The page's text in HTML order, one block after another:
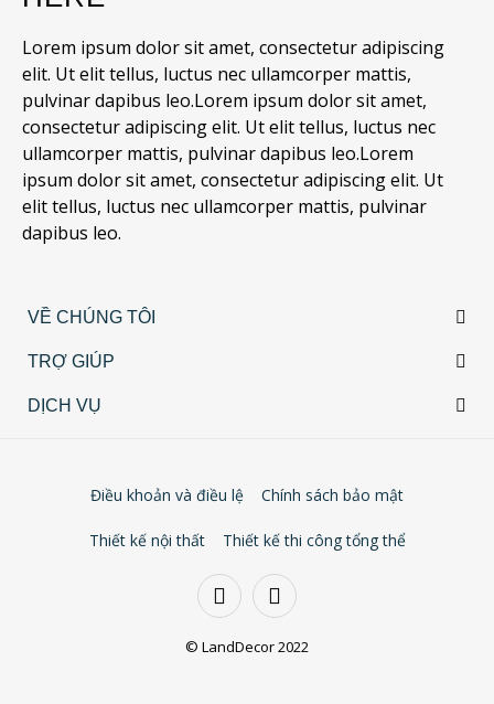
Lorem ipsum dolor sit amet, consectetur adipiscing
elit. Ut elit tellus, luctus nec ullamcorper mattis,
pulvinar dapibus leo.Lorem ipsum dolor sit amet,
consectetur adipiscing elit. Ut elit tellus, luctus nec
ullamcorper mattis, pulvinar dapibus leo.Lorem
ipsum dolor sit amet, consectetur adipiscing elit. Ut
elit tellus, luctus nec ullamcorper mattis, pulvinar
dapibus leo.
VỀ CHÚNG TÔI
TRỢ GIÚP
DỊCH VỤ
Điều khoản và điều lệ Chính sách bảo mật
Thiết kế nội thất Thiết kế thi công tổng thể
© LandDecor 2022